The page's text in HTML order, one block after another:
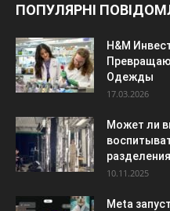
ПОПУЛЯРНІ
H&M
Одежды
17.03.2026
Может ли
10.11.2025
Meta